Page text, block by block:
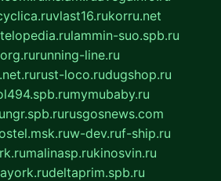
vlast16.rukorru.net
lammin-suo.spb.ru
running-line.ru
rust-loco.rudugshop.ru
mymubaby.ru
ngr.spb.rurusgosnews.com
w-dev.ruf-ship.ru
malinasp.rukinosvin.ru
deltaprim.spb.ru